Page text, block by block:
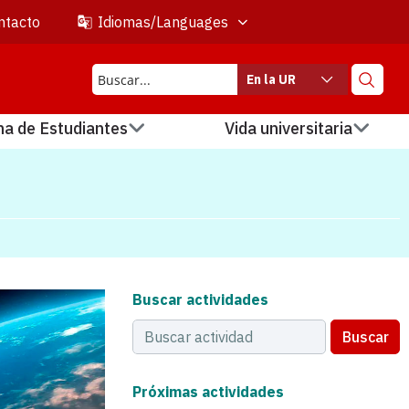
Idiomas/Languages
En la UR
de Estudiantes Vida universitaria
Buscar actividades
Buscar
Próximas actividades